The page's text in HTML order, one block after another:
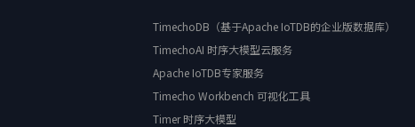
TimechoDB（基于Apache IoTDB的企业版数据库）
TimechoAI 时序大模型云服务
Apache IoTDB专家服务
Timecho Workbench 可视化工具
Timer 时序大模型